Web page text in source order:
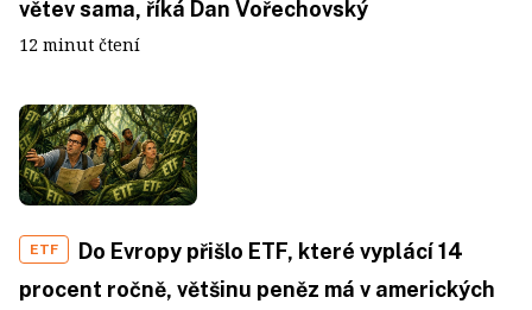
větev sama, říká Dan Vořechovský
12 minut čtení
ETF
Do Evropy přišlo ETF, které vyplácí 14
procent ročně, většinu peněz má v amerických